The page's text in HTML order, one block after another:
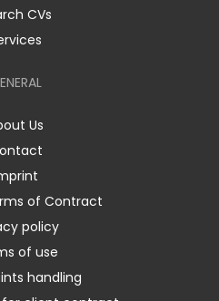
CVs
Us
of Contract
policy
of use
handling